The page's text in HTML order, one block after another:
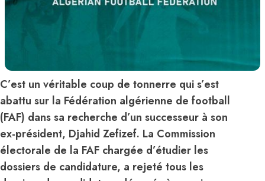
C’est un véritable coup de tonnerre qui s’est
abattu sur la Fédération algérienne de football
(FAF) dans sa recherche d’un successeur à son
ex-président, Djahid Zefizef. La Commission
électorale de la FAF chargée d’étudier les
dossiers de candidature, a rejeté tous les